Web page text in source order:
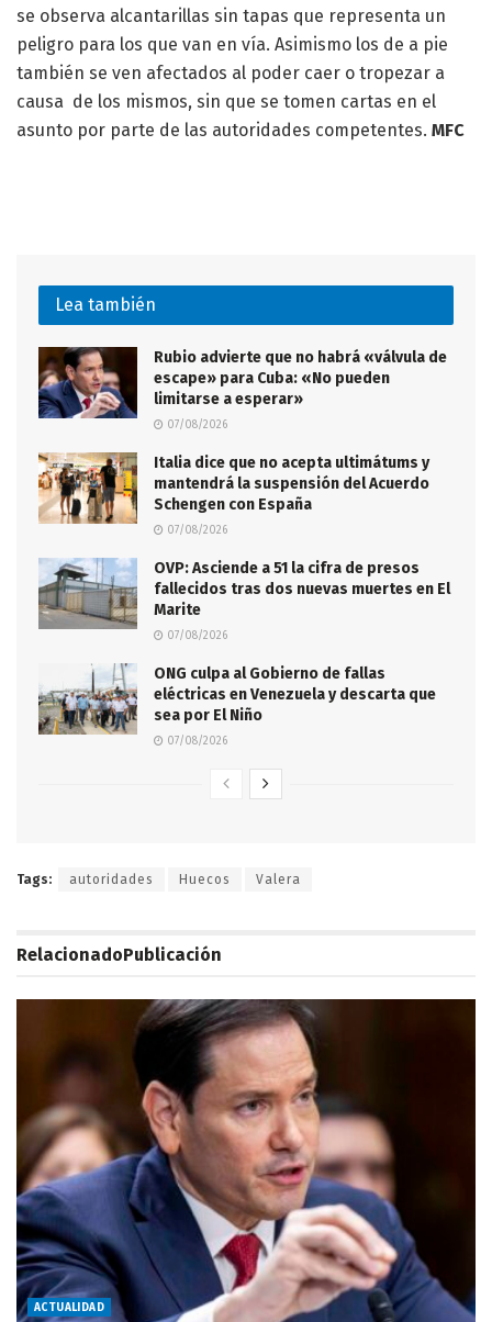
se observa alcantarillas sin tapas que representa un
peligro para los que van en vía. Asimismo los de a pie
también se ven afectados al poder caer o tropezar a
causa de los mismos, sin que se tomen cartas en el
asunto por parte de las autoridades competentes. MFC
Lea también
Rubio advierte que no habrá «válvula de
escape» para Cuba: «No pueden
limitarse a esperar»
07/08/2026
Italia dice que no acepta ultimátums y
mantendrá la suspensión del Acuerdo
Schengen con España
07/08/2026
OVP: Asciende a 51 la cifra de presos
fallecidos tras dos nuevas muertes en El
Marite
07/08/2026
ONG culpa al Gobierno de fallas
eléctricas en Venezuela y descarta que
sea por El Niño
07/08/2026
Tags: autoridades Huecos Valera
RelacionadoPublicación
ACTUALIDAD